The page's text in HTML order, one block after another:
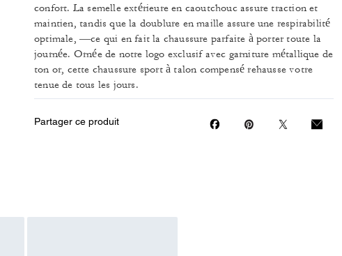
confort. La semelle extérieure en caoutchouc assure traction et
maintien, tandis que la doublure en maille assure une respirabilité
optimale, —ce qui en fait la chaussure parfaite à porter toute la
journée. Ornée de notre logo exclusif avec garniture métallique de
ton or, cette chaussure sport à talon compensé rehausse votre
tenue de tous les jours.
Partager ce produit